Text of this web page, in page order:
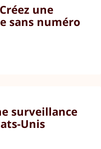
une
sans numéro
surveillance
Unis